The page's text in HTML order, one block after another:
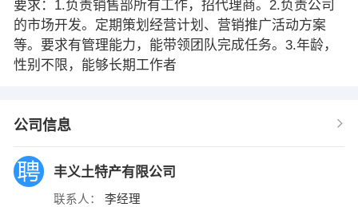
要求：1.负责销售部所有工作，招代理商。2.负责公司
的市场开发。定期策划经营计划、营销推广活动方案
等。要求有管理能力，能带领团队完成任务。3.年龄，
性别不限，能够长期工作者
公司信息
丰义土特产有限公司
联系人： 李经理